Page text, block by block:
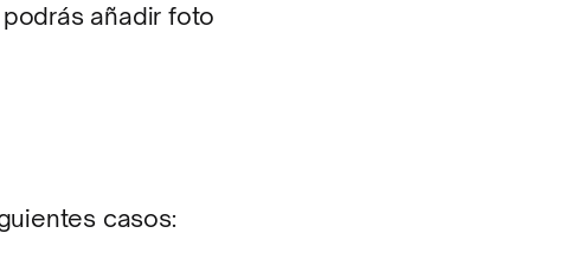
añadir foto
casos: